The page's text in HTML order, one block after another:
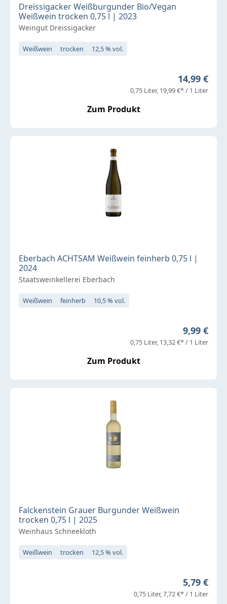
Dreissigacker Weißburgunder Bio/Vegan
Weißwein trocken 0,75 l | 2023
Weingut Dreissigacker
Weißwein trocken 12,5 % vol.
Regulärer
14,99 €
0,75 Liter 19,99 €* / 1 Liter
Zum Produkt
Eberbach ACHTSAM Weißwein feinherb 0,75 l |
2024
Staatsweinkellerei Eberbach
Weißwein feinherb 10,5 % vol.
Regulärer
9,99 €
0,75 Liter 13,32 €* / 1 Liter
Zum Produkt
Falckenstein Grauer Burgunder Weißwein
trocken 0,75 l | 2025
Weinhaus Schneekloth
Weißwein trocken 12,5 % vol.
Regulärer
5,79 €
0,75 Liter 7,72 €* / 1 Liter